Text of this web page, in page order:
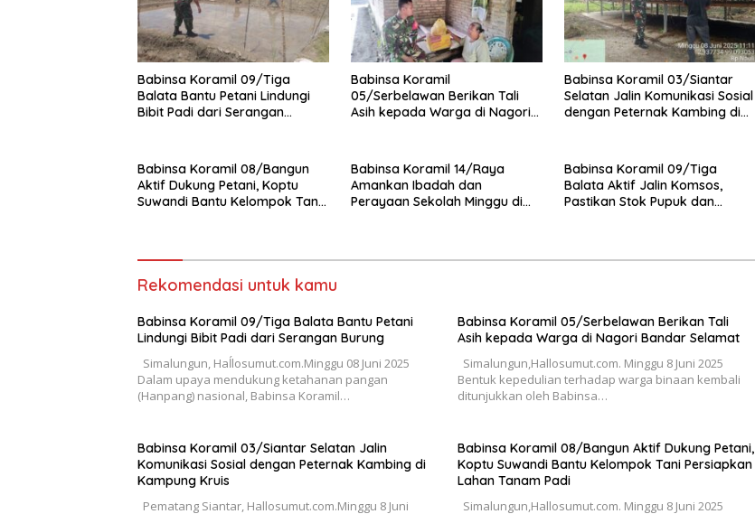
Babinsa Koramil 09/Tiga
Balata Bantu Petani Lindungi
Bibit Padi dari Serangan
Babinsa Koramil
05/Serbelawan Berikan Tali
Asih kepada Warga di Nagori
Babinsa Koramil 03/Siantar
Selatan Jalin Komunikasi Sosial
dengan Peternak Kambing di
Babinsa Koramil 08/Bangun
Aktif Dukung Petani, Koptu
Suwandi Bantu Kelompok Tani
Babinsa Koramil 14/Raya
Amankan Ibadah dan
Perayaan Sekolah Minggu di
Babinsa Koramil 09/Tiga
Balata Aktif Jalin Komsos,
Pastikan Stok Pupuk dan
Rekomendasi untuk kamu
Babinsa Koramil 09/Tiga Balata Bantu Petani
Lindungi Bibit Padi dari Serangan Burung
Simalungun, Haĺlosumut.com.Minggu 08 Juni 2025
Dalam upaya mendukung ketahanan pangan
(Hanpang) nasional, Babinsa Koramil…
Babinsa Koramil 05/Serbelawan Berikan Tali
Asih kepada Warga di Nagori Bandar Selamat
Simalungun,Hallosumut.com. Minggu 8 Juni 2025
Bentuk kepedulian terhadap warga binaan kembali
ditunjukkan oleh Babinsa…
Babinsa Koramil 03/Siantar Selatan Jalin
Komunikasi Sosial dengan Peternak Kambing di
Kampung Kruis
Pematang Siantar, Hallosumut.com.Minggu 8 Juni
Babinsa Koramil 08/Bangun Aktif Dukung Petani,
Koptu Suwandi Bantu Kelompok Tani Persiapkan
Lahan Tanam Padi
Simalungun,Hallosumut.com. Minggu 8 Juni 2025